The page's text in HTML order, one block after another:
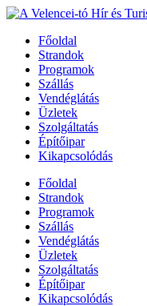
Főoldal
Strandok
Programok
Szállás
Vendéglátás
Üzletek
Szolgáltatás
Építőipar
Kikapcsolódás
Főoldal
Strandok
Programok
Szállás
Vendéglátás
Üzletek
Szolgáltatás
Építőipar
Kikapcsolódás